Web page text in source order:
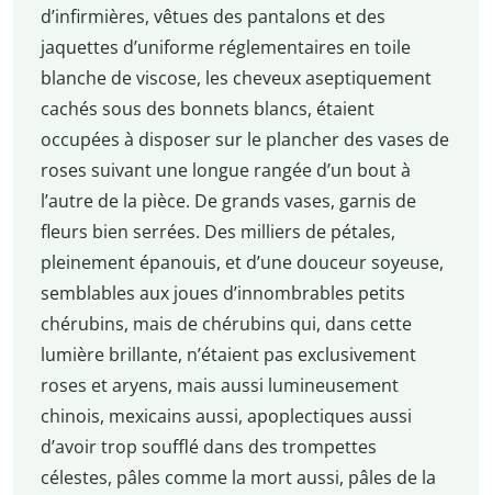
d’infirmières, vêtues des pantalons et des
jaquettes d’uniforme réglementaires en toile
blanche de viscose, les cheveux aseptiquement
cachés sous des bonnets blancs, étaient
occupées à disposer sur le plancher des vases de
roses suivant une longue rangée d’un bout à
l’autre de la pièce. De grands vases, garnis de
fleurs bien serrées. Des milliers de pétales,
pleinement épanouis, et d’une douceur soyeuse,
semblables aux joues d’innombrables petits
chérubins, mais de chérubins qui, dans cette
lumière brillante, n’étaient pas exclusivement
roses et aryens, mais aussi lumineusement
chinois, mexicains aussi, apoplectiques aussi
d’avoir trop soufflé dans des trompettes
célestes, pâles comme la mort aussi, pâles de la